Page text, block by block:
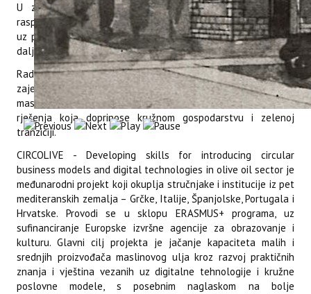
U završnom dijelu radionice sudionici su kroz otvorenu
raspravu iznijeli svoja mišljenja, iskustva i prijedloge vezane
uz predložene modele, čime su značajno doprinijeli njihovom
daljnjem unaprjeđenju.
Radionica je pokazala važnost suradnje između znanstvene
zajednice i gospodarstva u poticanju održivosti i inovacija u
maslinarskom sektoru te potvrdila interes dionika za razvoj
rješenja koja doprinose kružnom gospodarstvu i zelenoj
tranziciji.
CIRCOLIVE - Developing skills for introducing circular
business models and digital technologies in olive oil sector je
međunarodni projekt koji okuplja stručnjake i institucije iz pet
mediteranskih zemalja – Grčke, Italije, Španjolske, Portugala i
Hrvatske. Provodi se u sklopu ERASMUS+ programa, uz
sufinanciranje Europske izvršne agencije za obrazovanje i
kulturu. Glavni cilj projekta je jačanje kapaciteta malih i
srednjih proizvođača maslinovog ulja kroz razvoj praktičnih
znanja i vještina vezanih uz digitalne tehnologije i kružne
poslovne modele, s posebnim naglaskom na bolje